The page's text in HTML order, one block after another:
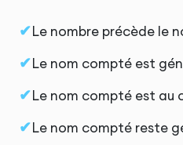
Le nombre précède le
Le nom compté est
Le nom compté est au
Le nom compté reste